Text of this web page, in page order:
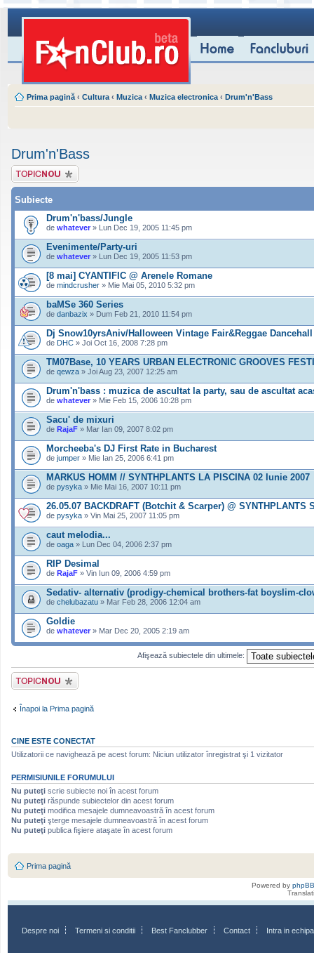
Prima pagină ‹ Cultura ‹ Muzica ‹ Muzica electronica ‹ Drum'n'Bass
Drum'n'Bass
Scrie un subiect
nou
Subiecte
Drum'n'bass/Jungle
de whatever » Lun Dec 19, 2005 11:45 pm
Evenimente/Party-uri
de whatever » Lun Dec 19, 2005 11:53 pm
[8 mai] CYANTIFIC @ Arenele Romane
de mindcrusher » Mie Mai 05, 2010 5:32 pm
baMSe 360 Series
de danbazix » Dum Feb 21, 2010 11:54 pm
Dj Snow10yrsAniv/Halloween Vintage Fair&Reggae Dancehall
de DHC » Joi Oct 16, 2008 7:28 pm
TM07Base, 10 YEARS URBAN ELECTRONIC GROOVES
de qewza » Joi Aug 23, 2007 12:25 am
Drum'n'bass : muzica de ascultat la party, sau de ascultat
de whatever » Mie Feb 15, 2006 10:28 pm
Sacu' de mixuri
de RajaF » Mar Ian 09, 2007 8:02 pm
Morcheeba's DJ First Rate in Bucharest
de jumper » Mie Ian 25, 2006 6:41 pm
MARKUS HOMM // SYNTHPLANTS LA PISCINA 02 Iunie 2007
de pysyka » Mie Mai 16, 2007 10:11 pm
26.05.07 BACKDRAFT (Botchit & Scarper) @ SYNTHPLANTS
de pysyka » Vin Mai 25, 2007 11:05 pm
caut melodia...
de oaga » Lun Dec 04, 2006 2:37 pm
RIP Desimal
de RajaF » Vin Iun 09, 2006 4:59 pm
Sedativ- alternativ (prodigy-chemical brothers-fat boyslim-
de chelubazatu » Mar Feb 28, 2006 12:04 am
Goldie
de whatever » Mar Dec 20, 2005 2:19 am
Afişează subiectele din ultimele:
Scrie un subiect
nou
Înapoi la Prima pagină
CINE ESTE CONECTAT
Utilizatorii ce navighează pe acest forum: Niciun utilizator înregistrat şi 1 vizitator
PERMISIUNILE FORUMULUI
Nu puteţi scrie subiecte noi în acest forum
Nu puteţi răspunde subiectelor din acest forum
Nu puteţi modifica mesajele dumneavoastră în acest forum
Nu puteţi şterge mesajele dumneavoastră în acest forum
Nu puteţi publica fişiere ataşate în acest forum
Prima pagină
Powered by phpBB
Despre noi Termeni si conditii Best Fanclubber Contact Intra in